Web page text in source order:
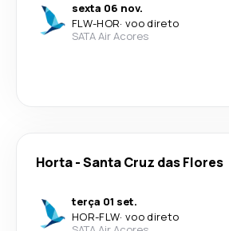
sexta 06 nov.
FLW-HOR· voo direto
SATA Air Acores
Horta-Santa Cruz das Flores
terça 01 set.
HOR-FLW· voo direto